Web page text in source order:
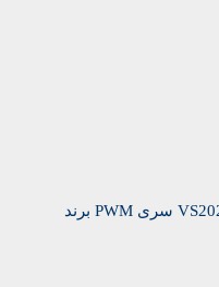
شارژ کنترلر مدل VS2024A/AU سری PWM برند